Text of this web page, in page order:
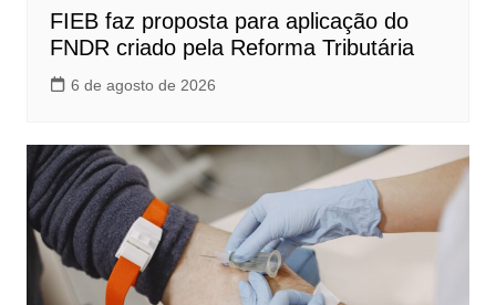
FIEB faz proposta para aplicação do
FNDR criado pela Reforma Tributária
6 de agosto de 2026